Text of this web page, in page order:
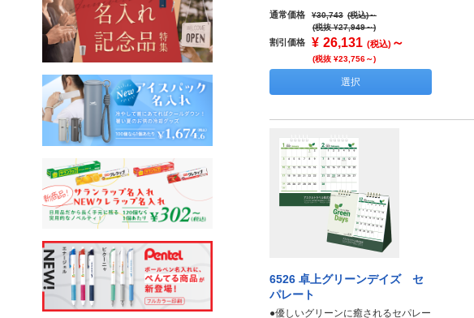
通常価格 ¥30,743 (税込)～
(税抜 ¥27,949～)
割引価格 ¥ 26,131 (税込) ～
(税抜 ¥23,756～)
選択
6526 卓上グリーンデイズ セ
パレート
●優しいグリーンに癒されるセパレー